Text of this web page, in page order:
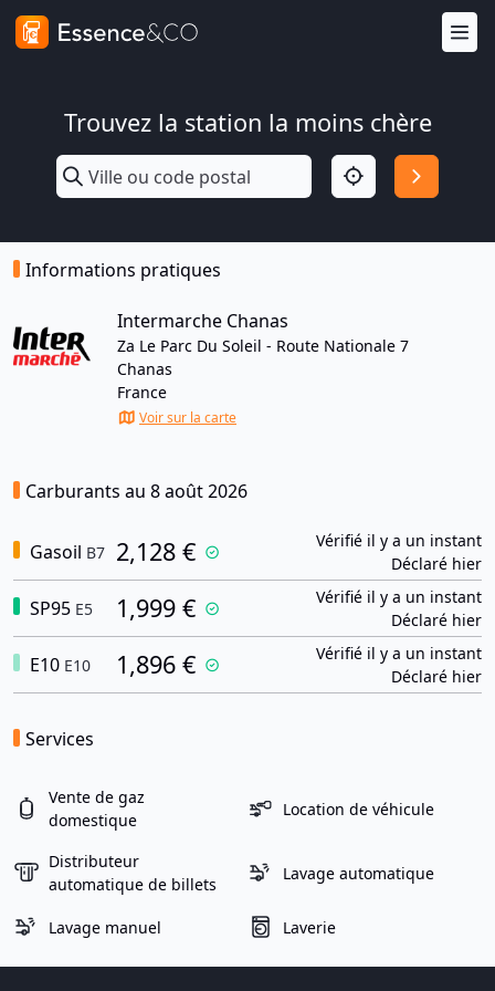
Trouvez la station la moins chère
Informations pratiques
Intermarche Chanas
Za Le Parc Du Soleil - Route Nationale 7
Chanas
France
Voir sur la carte
Carburants au 8 août 2026
Gasoil B7 2,128 €
Vérifié il y a un instant
Déclaré hier
SP95 E5 1,999 €
Vérifié il y a un instant
Déclaré hier
E10 E10 1,896 €
Vérifié il y a un instant
Déclaré hier
Services
Vente de gaz
domestique
Location de véhicule
Distributeur
automatique de billets
Lavage automatique
Lavage manuel Laverie